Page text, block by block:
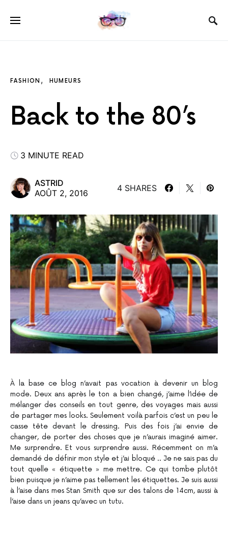
FASHION HUMEURS
Back to the 80’s
3 MINUTE READ
ASTRID
AOÛT 2, 2016
4 SHARES
À la base ce blog n’avait pas vocation à devenir un blog
mode. Deux ans après le ton a bien changé, j’aime l’idée de
mélanger des conseils en tout genre, des voyages mais aussi
de partager mes looks. Seulement voilà parfois c’est un peu le
casse tête devant le dressing. Puis des fois j’ai envie de
changer, de porter des choses que je n’aurais imaginé aimer.
Me surprendre. Et vous surprendre aussi. Récemment on m’a
demandé de définir mon style et j’ai bloqué .. Je ne sais pas du
tout quelle « étiquette » me mettre. Ce qui tombe plutôt
bien puisque je n’aime pas tellement les étiquettes. Je suis aussi
à l’aise dans mes Stan Smith que sur des talons de 14cm, aussi à
l’aise dans un jeans qu’avec un tutu.